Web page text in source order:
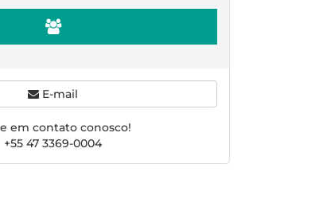
E-mail
em contato conosco!
+55 47 3369-0004